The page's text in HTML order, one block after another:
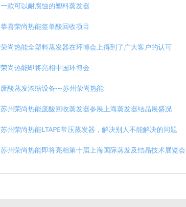
一款可以耐腐蚀的塑料蒸发器
恭喜荣尚热能签单酸回收项目
荣尚热能全塑料蒸发器在环博会上得到了广大客户的认可
荣尚热能即将亮相中国环博会
废酸蒸发浓缩设备---苏州荣尚热能
苏州荣尚热能废酸回收蒸发器参展上海蒸发器结晶展盛况
苏州荣尚热能LTAPE常压蒸发器，解决别人不能解决的问题
苏州荣尚热能即将亮相第十届上海国际蒸发及结晶技术展览会